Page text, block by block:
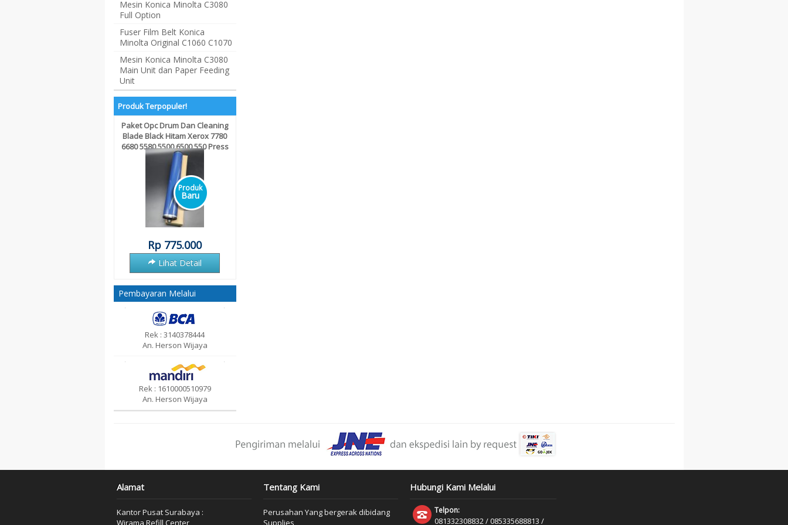
Mesin Konica Minolta C3080
Full Option
Fuser Film Belt Konica
Minolta Original C1060 C1070
Mesin Konica Minolta C3080
Main Unit dan Paper Feeding
Unit
Produk Terpopuler!
lower roller bushing gestetner
mp2000
Rp 65.000
Lihat Detail
Pembayaran Melalui
Rek : 3140378444
An. Herson Wijaya
Rek : 1610000510979
An. Herson Wijaya
Alamat
Kantor Pusat Surabaya :
Wirama Refill Center
Tentang Kami
Perusahan Yang bergerak dibidang
Supplies
Hubungi Kami Melalui
Telpon:
081332308832 / 085335688813 /